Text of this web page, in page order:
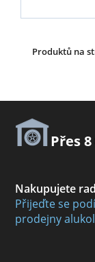
Produktů na
Přes
Nakupujete
Přijeďte se
prodejny